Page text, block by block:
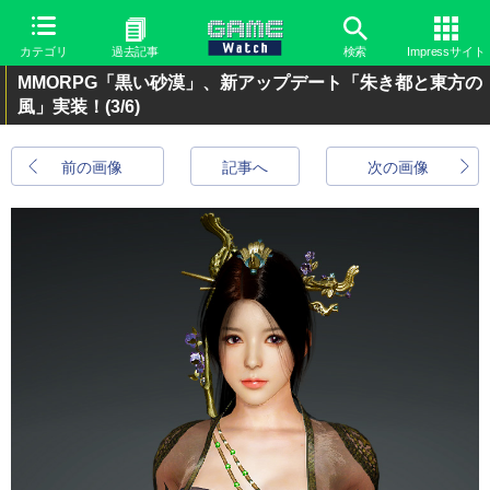
カテゴリ 過去記事 検索 Impressサイト
MMORPG「黒い砂漠」、新アップデート「朱き都と東方の
風」実装！ (3/6)
前の画像 次の画像
記事へ